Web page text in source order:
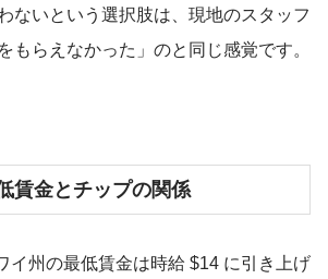
ないという選択肢は、現地のスタッフ
もらえなかった」のと同じ感覚です。
賃金とチップの関係
イ州の最低賃金は時給 $14 に引き上げ